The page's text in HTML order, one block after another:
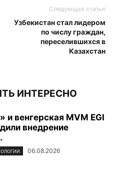
Следующая статья
Узбекистан стал лидером
по числу граждан,
переселившихся в
Казахстан
ИНТЕРЕСНО
и венгерская MVM EGI
внедрение
06.08.2026